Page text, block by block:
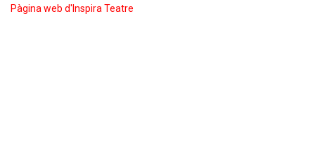
Pàgina web d'Inspira Teatre